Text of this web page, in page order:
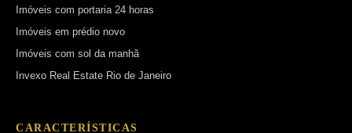
Imóveis com portaria 24 horas
Imóveis em prédio novo
Imóveis com sol da manhã
Invexo Real Estate Rio de Janeiro
CARACTERÍSTICAS